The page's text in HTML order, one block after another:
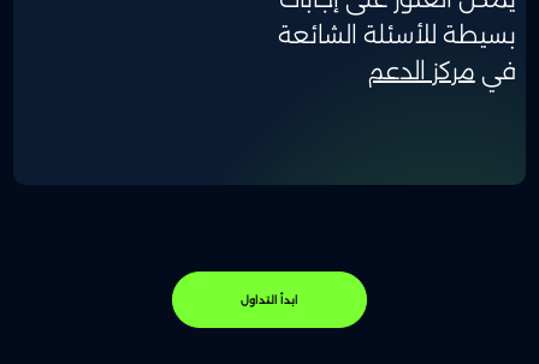
بسيطة للأسئلة الشائعة
في مركز الدعم
ابدأ التداول